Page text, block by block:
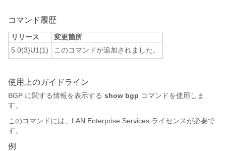
コマンド履歴
リリース
変更箇所
5.0(3)U1(1)
このコマンドが追加されました。
使用上のガイドライン
BGP に関する情報を表示する show bgp コマンドを使用しま
す。
このコマンドには、LAN Enterprise Services ライセンスが必要で
す。
例